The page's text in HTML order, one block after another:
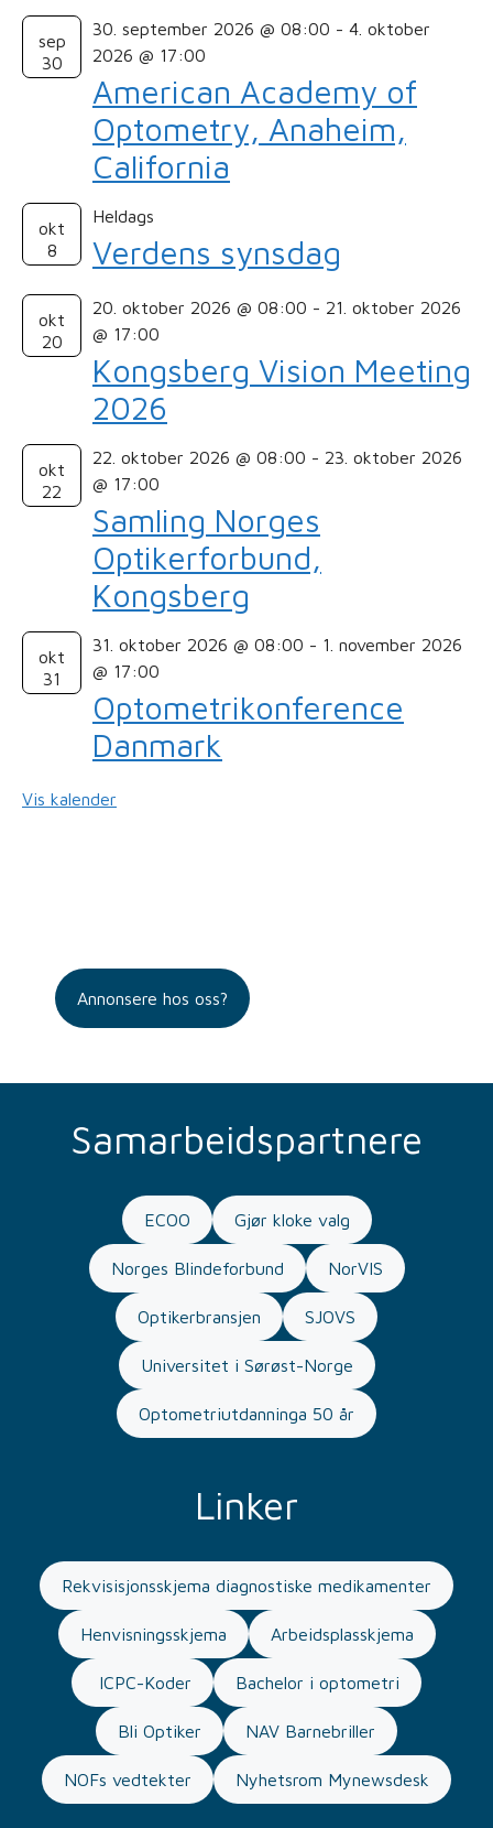
sep
30
30. september 2026 @ 08:00 - 4. oktober
2026 @ 17:00
American Academy of
Optometry, Anaheim,
California
okt
8
Heldags
Verdens synsdag
okt
20
20. oktober 2026 @ 08:00 - 21. oktober 2026
@ 17:00
Kongsberg Vision Meeting
2026
okt
22
22. oktober 2026 @ 08:00 - 23. oktober 2026
@ 17:00
Samling Norges
Optikerforbund,
Kongsberg
okt
31
31. oktober 2026 @ 08:00 - 1. november 2026
@ 17:00
Optometrikonference
Danmark
Vis kalender
Annonsere hos oss?
Samarbeidspartnere
ECOO Gjør kloke valg
Norges Blindeforbund NorVIS
Optikerbransjen SJOVS
Universitet i Sørøst-Norge
Optometriutdanninga 50 år
Linker
Rekvisisjonsskjema diagnostiske medikamenter
Henvisningsskjema Arbeidsplasskjema
ICPC-Koder Bachelor i optometri
Bli Optiker NAV Barnebriller
NOFs vedtekter Nyhetsrom Mynewsdesk